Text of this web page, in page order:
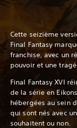
Cette seizième
Final Fantasy
franchise, avec un
pouvoir et une
Final Fantasy XVI
de la série en
hébergées au sein
qui sont nés avec
souhaitent ou non.